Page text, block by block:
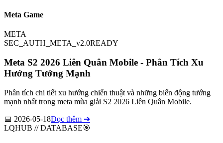
Meta Game
META
SEC_AUTH_META_v2.0READY
Meta S2 2026 Liên Quân Mobile - Phân Tích Xu
Hướng Tướng Mạnh
Phân tích chi tiết xu hướng chiến thuật và những biến động tướng
mạnh nhất trong meta mùa giải S2 2026 Liên Quân Mobile.
📅 2026-05-18Đọc thêm ➔
LQHUB // DATABASE🎯